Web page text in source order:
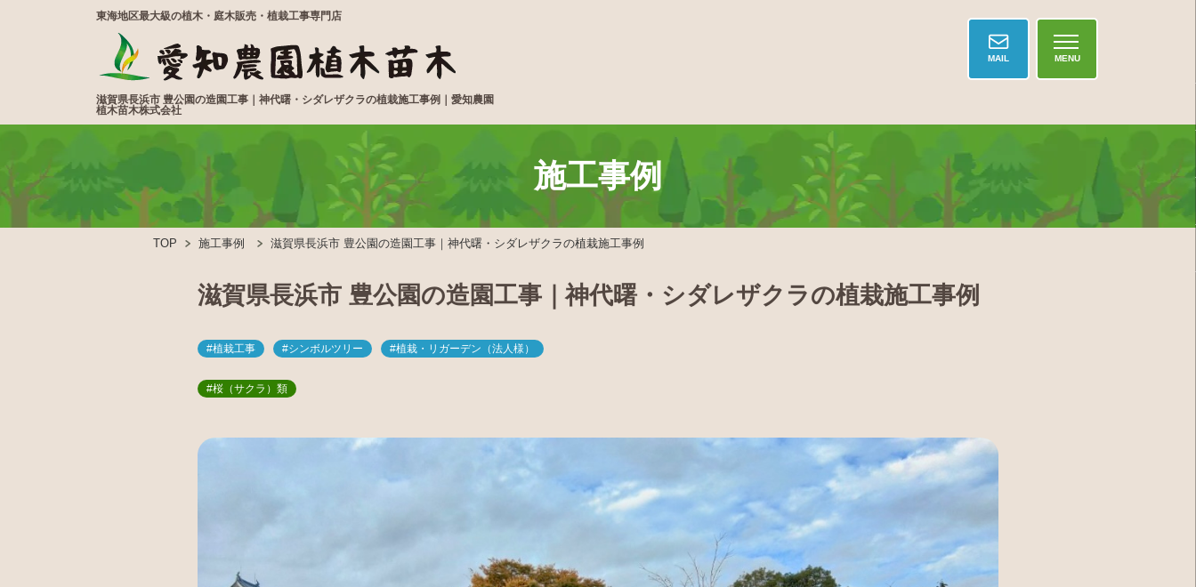
東海地区最大級の植木・庭木販売・植栽工事専門店
滋賀県長浜市 豊公園の造園工事｜神代曙・シダレザクラの植栽施工事例｜愛知農園
植木苗木株式会社
MAIL MENU
施工事例
TOP 施工事例 滋賀県長浜市 豊公園の造園工事｜神代曙・シダレザクラの植栽施工事例
滋賀県長浜市 豊公園の造園工事｜神代曙・シダレザクラの植栽施工事例
#植栽工事 #シンボルツリー #植栽・リガーデン（法人様）
#桜（サクラ）類